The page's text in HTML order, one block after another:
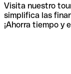
Visita nuestro
simplifica las
¡Ahorra tiempo y